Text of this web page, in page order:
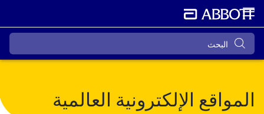
المواقع الإلكترونية العالمية